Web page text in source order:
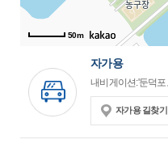
50m
자가용
내비게이션:'둔덕
자가용 길찾기